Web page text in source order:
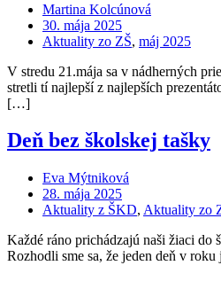
Martina Kolcúnová
30. mája 2025
Aktuality zo ZŠ, máj 2025
V stredu 21.mája sa v nádherných
stretli tí najlepší z najlepších
[…]
Deň bez školskej tašky
Eva Mýtniková
28. mája 2025
Aktuality z ŠKD, Aktuality zo
Každé ráno prichádzajú naši žiaci do
Rozhodli sme sa, že jeden deň v